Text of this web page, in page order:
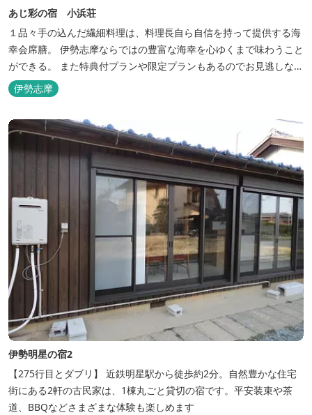
あじ彩の宿 小浜荘
１品々手の込んだ繊細料理は、料理長自ら自信を持って提供する海
幸会席膳。 伊勢志摩ならではの豊富な海幸を心ゆくまで味わうこと
ができる。 また特典付プランや限定プランもあるのでお見逃しな
く。
伊勢志摩
伊勢明星の宿2
【275行目とダブリ】 近鉄明星駅から徒歩約2分。自然豊かな住宅
街にある2軒の古民家は、1棟丸ごと貸切の宿です。平安装束や茶
道、BBQなどさまざまな体験も楽しめます